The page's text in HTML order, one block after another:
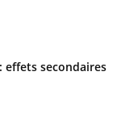
effets secondaires